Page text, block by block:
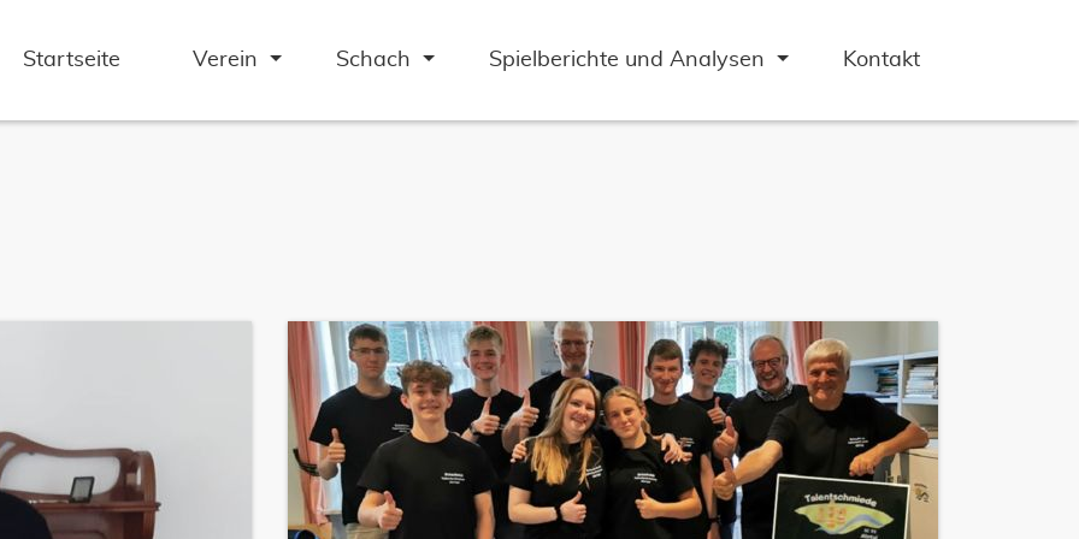
Startseite Verein Schach Spielberichte und Analysen Kontakt